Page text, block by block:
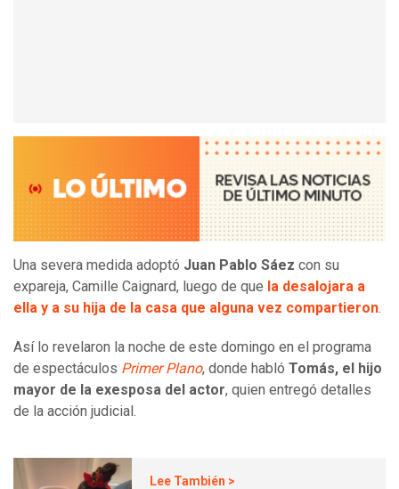
Una severa medida adoptó Juan Pablo Sáez con su
expareja, Camille Caignard, luego de que la desalojara a
ella y a su hija de la casa que alguna vez compartieron.
Así lo revelaron la noche de este domingo en el programa
de espectáculos Primer Plano, donde habló Tomás, el hijo
mayor de la exesposa del actor, quien entregó detalles
de la acción judicial.
Lee También >